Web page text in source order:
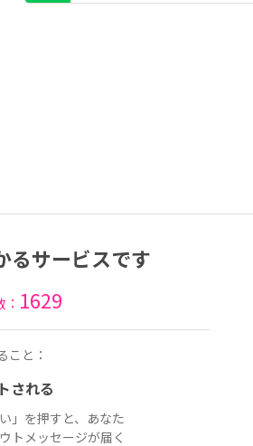
るサービスです
1629
こと：
される
」を押すと、あなた
トメッセージが届く